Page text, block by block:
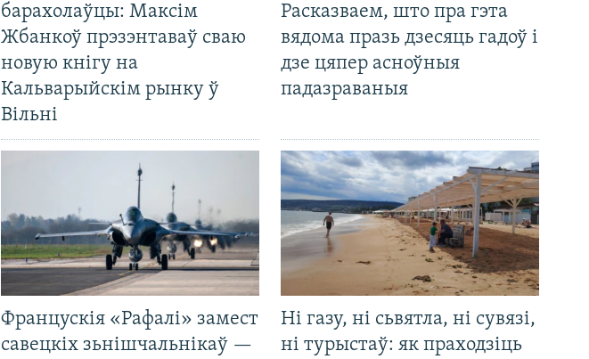
барахолаўцы: Максім
Жбанкоў прэзэнтаваў сваю
новую кнігу на
Кальварыйскім рынку ў
Вільні
Расказваем, што пра гэта
вядома празь дзесяць гадоў і
дзе цяпер асноўныя
падазраваныя
Францускія «Рафалі» замест
савецкіх зьнішчальнікаў —
Ні газу, ні сьвятла, ні сувязі,
ні турыстаў: як праходзіць